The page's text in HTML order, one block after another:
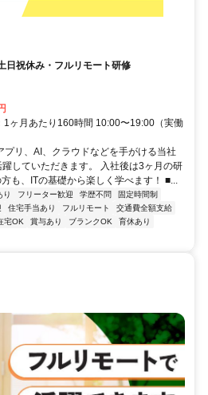
日祝休み・フルリモート研修
1ヶ月あたり160時間 10:00〜19:00（実働
リ、AI、クラウドなどを手がける当社
していただきます。 入社後は3ヶ月の研
も、ITの基礎から楽しく学べます！ ■...
り フリーター歓迎 学歴不問
固定時間制
住宅手当あり フルリモート
交通費全額支給
宅OK 賞与あり ブランクOK
育休あり